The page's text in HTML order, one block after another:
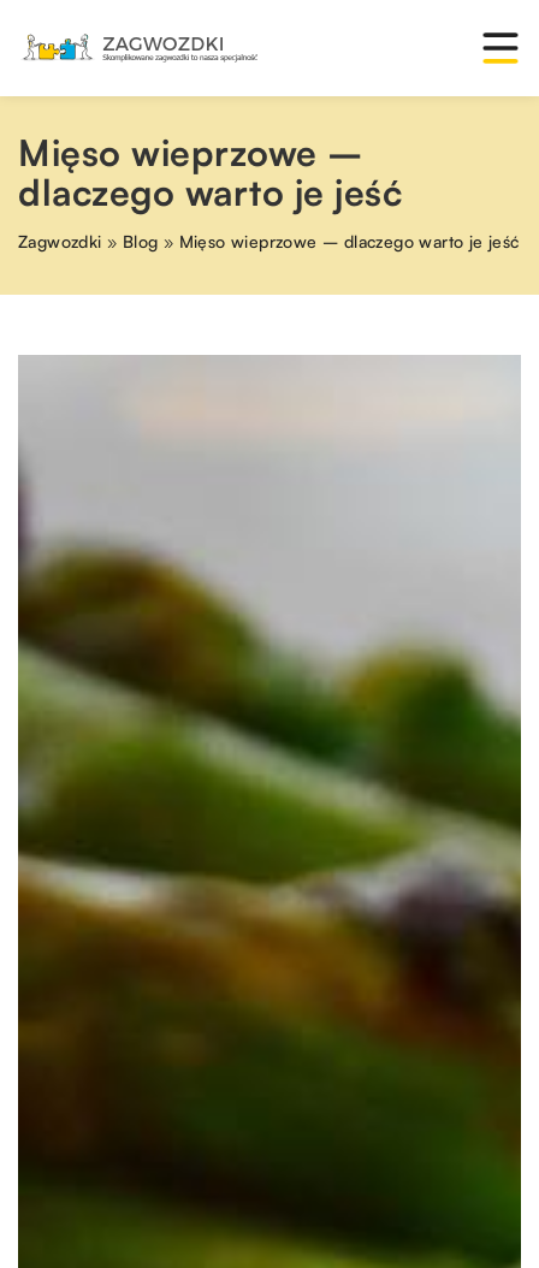
Mięso wieprzowe –
dlaczego warto je jeść
Zagwozdki » Blog » Mięso wieprzowe – dlaczego warto je jeść